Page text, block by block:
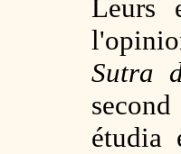
Leurs
Sutra
étudia